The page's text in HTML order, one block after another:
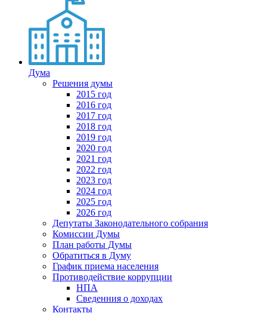
Дума
Решения думы
2015 год
2016 год
2017 год
2018 год
2019 год
2020 год
2021 год
2022 год
2023 год
2024 год
2025 год
2026 год
Депутаты Законодательного собрания
Комиссии Думы
План работы Думы
Обратиться в Думу
График приема населения
Противодействие коррупции
НПА
Сведенния о доходах
Контакты